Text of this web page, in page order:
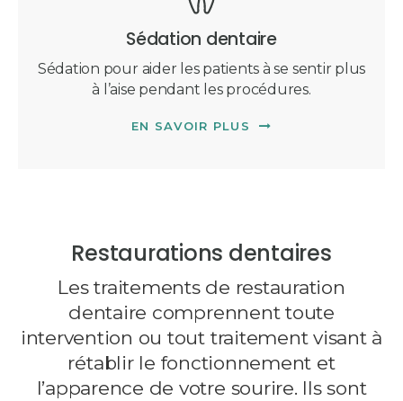
Sédation dentaire
Sédation pour aider les patients à se sentir plus
à l’aise pendant les procédures.
EN SAVOIR PLUS
Restaurations dentaires
Les traitements de restauration
dentaire comprennent toute
intervention ou tout traitement visant à
rétablir le fonctionnement et
l’apparence de votre sourire. Ils sont